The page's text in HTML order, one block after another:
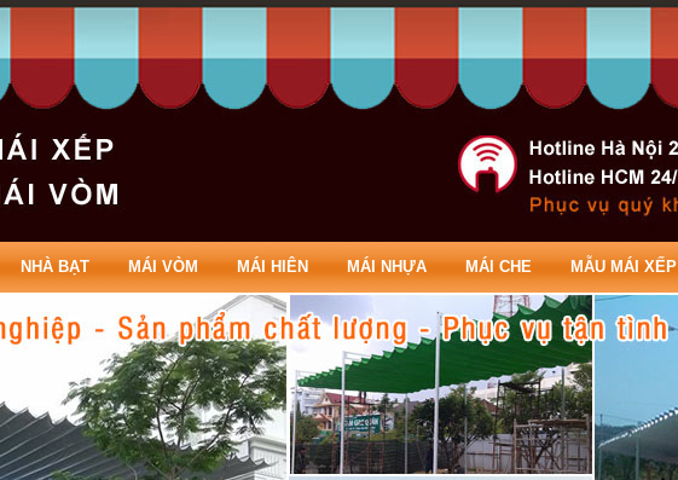
| Lam mai xep Quan Binh Thanh
NHÀ BẠT MÁI VÒM MÁI HIÊN MÁI NHỰA MÁI CHE MẪU MÁI XẾP